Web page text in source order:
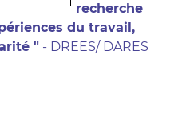
recherche
du travail,
"- DREES/ DARES